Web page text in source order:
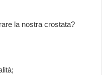
la nostra crostata?